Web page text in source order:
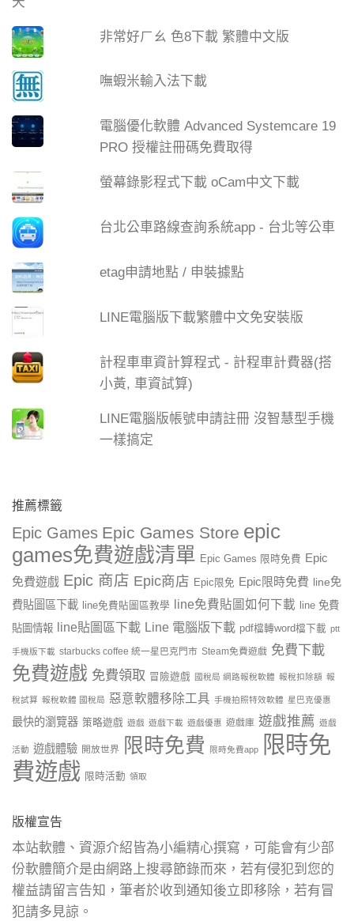
非常好ㄏㄠ 色8下載 繁體中文版
嘸蝦米輸入法下載
電腦優化軟體 Advanced Systemcare 19
PRO 授權註冊碼免費取得
螢幕錄影程式下載 oCam中文下載
台北公車路線查詢系統app - 台北等公車
etag申請地點 / 申裝據點
LINE電腦版下載繁體中文免安裝版
計程車車資計算程式 - 計程車計費器(搭
小黃, 車資試算)
LINE電腦版帳號申請註冊 沒智慧型手機
一樣搞定
推薦標籤
Epic Games Epic Games Store epic
games免費遊戲清單 Epic Games 限時免費 Epic
免費遊戲 Epic 商店 Epic商店 Epic限免 Epic限時免費 line免
費貼圖區下載
line免費貼圖區教學 line免費貼圖如何下載
line 免費
貼圖情報
line貼圖區下載 Line 電腦版下載 pdf檔轉word檔下載 ptt
手機版下載 starbucks coffee 統一星巴克門市 Steam免費遊戲 免費下載
免費遊戲 免費領取 冒險遊戲 國稅局 網路報稅軟體 報稅扣除額 報
稅試算 報稅軟體 國稅局 惡意軟體移除工具 手機拍照特效軟體 星巴克優惠
最快的瀏覽器 策略遊戲 遊戲 遊戲下載 遊戲優惠 遊戲庫 遊戲推薦 遊戲
活動 遊戲體驗 開放世界 限時免費 限時免費app
限時免
費遊戲 限時活動 領取
版權宣告
本站軟體、資源介紹皆為小編精心撰寫，可能會有少部
份軟體簡介是由網路上搜尋節錄而來，若有侵犯到您的
權益請留言告知，筆者於收到通知後立即移除，若有冒
犯請多見諒。